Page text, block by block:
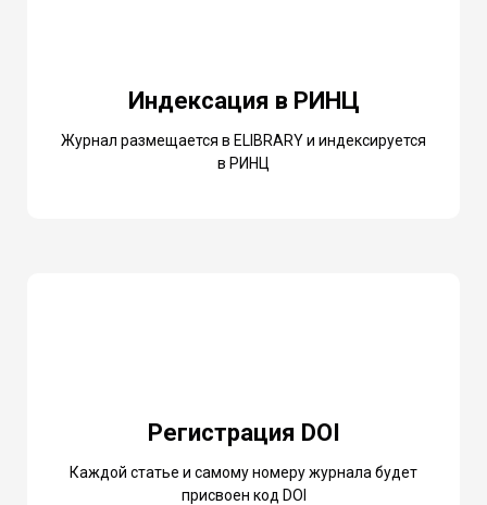
Индексация в РИНЦ
Журнал размещается в ELIBRARY и индексируется
в РИНЦ
Регистрация DOI
Каждой статье и самому номеру журнала будет
присвоен код DOI